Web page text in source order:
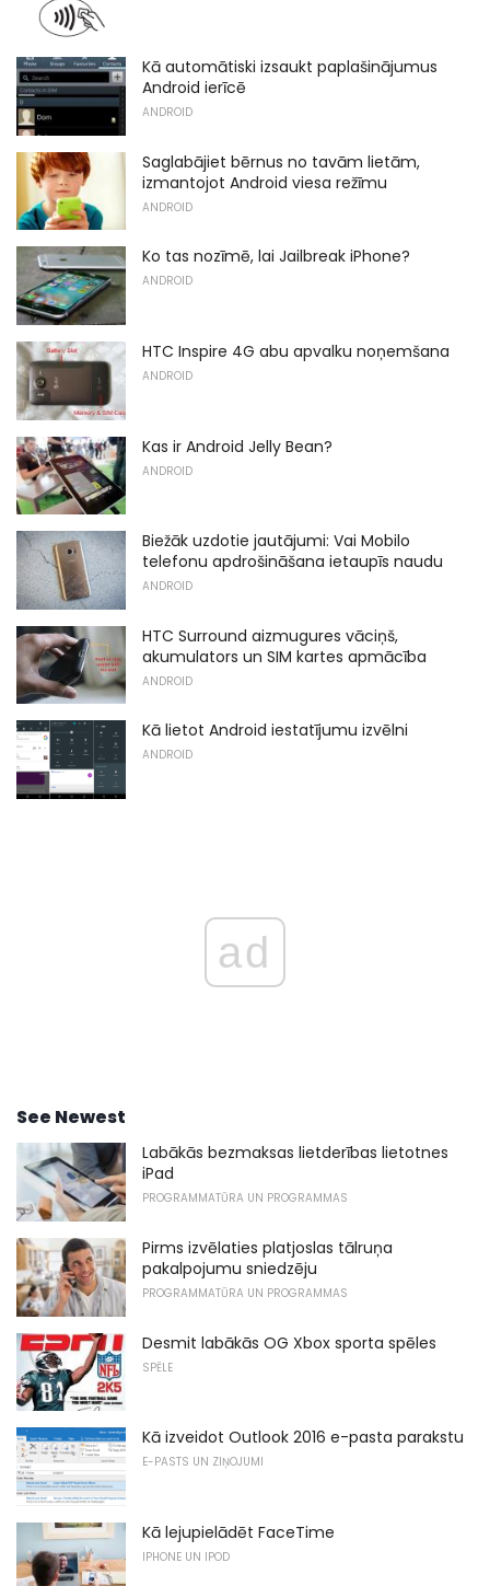
Kā automātiski izsaukt paplašinājumus
Android ierīcē
ANDROID
Saglabājiet bērnus no tavām lietām,
izmantojot Android viesa režīmu
ANDROID
Ko tas nozīmē, lai Jailbreak iPhone?
ANDROID
HTC Inspire 4G abu apvalku noņemšana
ANDROID
Kas ir Android Jelly Bean?
ANDROID
Biežāk uzdotie jautājumi: Vai Mobilo
telefonu apdrošināšana ietaupīs naudu
ANDROID
HTC Surround aizmugures vāciņš,
akumulators un SIM kartes apmācība
ANDROID
Kā lietot Android iestatījumu izvēlni
ANDROID
ad
See Newest
Labākās bezmaksas lietderības lietotnes
iPad
PROGRAMMATŪRA UN PROGRAMMAS
Pirms izvēlaties platjoslas tālruņa
pakalpojumu sniedzēju
PROGRAMMATŪRA UN PROGRAMMAS
Desmit labākās OG Xbox sporta spēles
SPĒLE
Kā izveidot Outlook 2016 e-pasta parakstu
E-PASTS UN ZIŅOJUMI
Kā lejupielādēt FaceTime
IPHONE UN IPOD